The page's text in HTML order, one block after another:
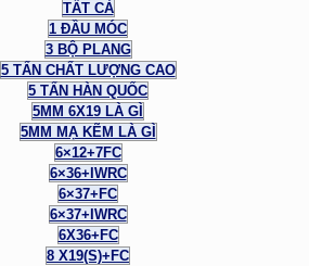
TẤT CẢ
1 ĐẦU MÓC
3 BỘ PLANG
5 TẤN CHẤT LƯỢNG CAO
5 TẤN HÀN QUỐC
5MM 6X19 LÀ GÌ
5MM MẠ KẼM LÀ GÌ
6×12+7FC
6×36+IWRC
6×37+FC
6×37+IWRC
6X36+FC
8 X19(S)+FC